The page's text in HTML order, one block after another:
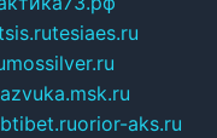
tesiaes.ru
mossilver.ru
orior-aks.ru